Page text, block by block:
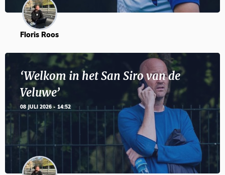
Floris Roos
‘Welkom in het San Siro van de
Veluwe’
08 JULI 2026 - 14:52